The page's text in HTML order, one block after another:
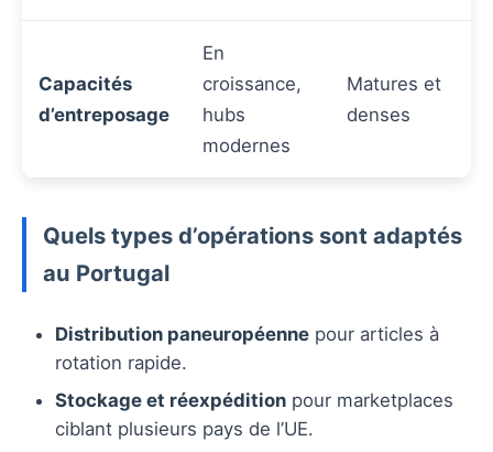
Capacités
d’entreposage
En
croissance,
hubs
modernes
Matures et
denses
Quels types d’opérations sont adaptés
au Portugal
Distribution paneuropéenne pour articles à
rotation rapide.
Stockage et réexpédition pour marketplaces
ciblant plusieurs pays de l’UE.